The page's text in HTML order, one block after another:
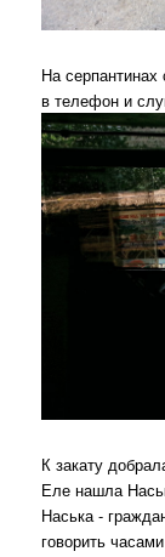
На
в телефон и
К закату
Еле нашла
Наська -
говорить